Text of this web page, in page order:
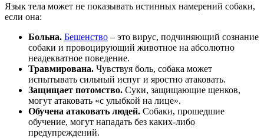
Язык тела может не показывать истинных намерений собаки,
если она:
Больна. Бешенство – это вирус, подчиняющий сознание
собаки и провоцирующий животное на абсолютно
неадекватное поведение.
Травмирована. Чувствуя боль, собака может
испытывать сильный испуг и яростно атаковать.
Защищает потомство. Суки, защищающие щенков,
могут атаковать «с улыбкой на лице».
Обучена атаковать людей. Собаки, прошедшие
обучение, могут нападать без каких-либо
предупреждений.